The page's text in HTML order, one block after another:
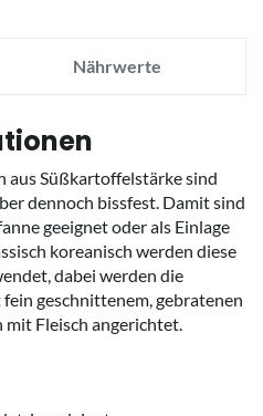
Nährwerte
aus Süßkartoffelstärke sind
dennoch bissfest. Damit sind
geeignet oder als Einlage
koreanisch werden diese
dabei werden die
geschnittenem, gebratenen
mit Fleisch angerichtet.